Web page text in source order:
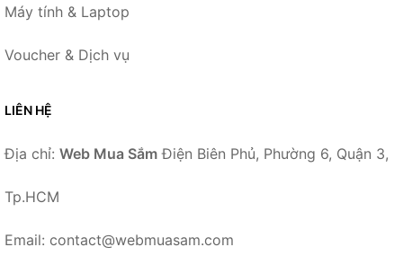
Máy tính & Laptop
Voucher & Dịch vụ
LIÊN HỆ
Địa chỉ: Web Mua Sắm Điện Biên Phủ, Phường 6, Quận 3,
Tp.HCM
Email: contact@webmuasam.com